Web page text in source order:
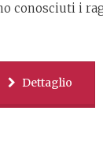
conosciuti i
Dettaglio